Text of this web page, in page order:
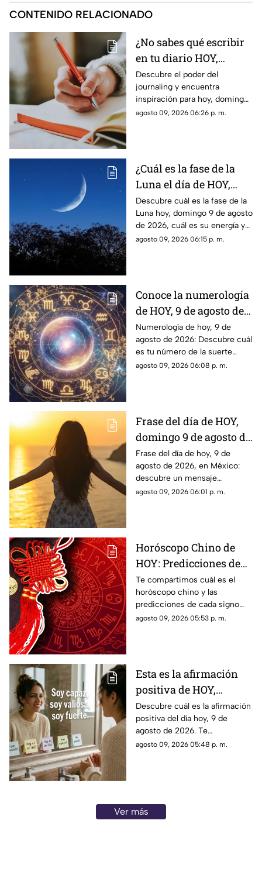
CONTENIDO RELACIONADO
¿No sabes qué escribir
en tu diario HOY,
domingo 9 de agosto de
2026? Usa este journal
prompt
Descubre el poder del
journaling y encuentra
inspiración para hoy, domingo
9 de agosto de 2026. Un
agosto 09, 2026 06:26 p. m.
¿Cuál es la fase de la
Luna el día de HOY,
domingo 9 de agosto de
2026? Así se verá el
astro durante la noche
Descubre cuál es la fase de la
Luna hoy, domingo 9 de agosto
de 2026, cuál es su energía y
cómo nos podría afectar.
agosto 09, 2026 06:15 p. m.
Conoce la numerología
de HOY, 9 de agosto de
2026: ¿Cuál es el
número de la suerte de
este domingo para cada
signo del zodiaco?
Numerología de hoy, 9 de
agosto de 2026: Descubre cuál
es tu número de la suerte
según tu signo zodiacal.
agosto 09, 2026 06:08 p. m.
Frase del día de HOY,
domingo 9 de agosto de
2026: Mensajes para
reflexionar y compartir
Frase del día de hoy, 9 de
agosto de 2026, en México:
descubre un mensaje
inspirador para reflexionar y
agosto 09, 2026 06:01 p. m.
Horóscopo Chino de
HOY: Predicciones de
este domingo 9 de
agosto de 2026 para
cada signo del zodiaco
Te compartimos cuál es el
horóscopo chino y las
predicciones de cada signo
para el día de hoy, domingo 9
agosto 09, 2026 05:53 p. m.
Esta es la afirmación
positiva de HOY,
domingo 9 de agosto de
2026: Repite estas
palabras y llena tu día
de energía
Descubre cuál es la afirmación
positiva del día hoy, 9 de
agosto de 2026. Te
compartimos un mensaje
agosto 09, 2026 05:48 p. m.
Ver más